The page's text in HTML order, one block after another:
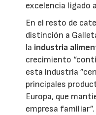
excelencia ligado
En el resto de
distinción a
la industria
crecimiento
esta industria
principales
Europa, que
empresa familiar”.